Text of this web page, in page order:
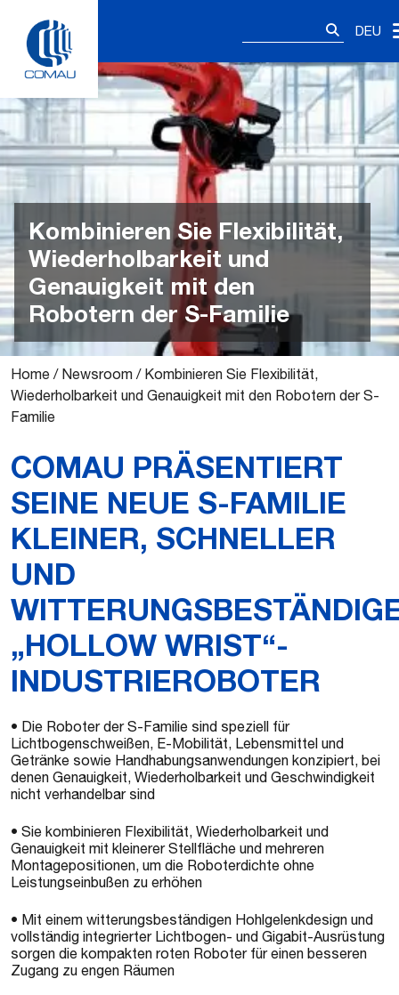
content
DEU
Kombinieren Sie Flexibilität,
Wiederholbarkeit und
Genauigkeit mit den
Robotern der S-Familie
Home / Newsroom / Kombinieren Sie Flexibilität,
Wiederholbarkeit und Genauigkeit mit den Robotern der S-
Familie
COMAU PRÄSENTIERT
SEINE NEUE S-FAMILIE
KLEINER, SCHNELLER
UND
„HOLLOW WRIST“-
INDUSTRIEROBOTER
• Die Roboter der S-Familie sind speziell für
Lichtbogenschweißen, E-Mobilität, Lebensmittel und
Getränke sowie Handhabungsanwendungen konzipiert, bei
denen Genauigkeit, Wiederholbarkeit und Geschwindigkeit
nicht verhandelbar sind
• Sie kombinieren Flexibilität, Wiederholbarkeit und
Genauigkeit mit kleinerer Stellfläche und mehreren
Montagepositionen, um die Roboterdichte ohne
Leistungseinbußen zu erhöhen
• Mit einem witterungsbeständigen Hohlgelenkdesign und
vollständig integrierter Lichtbogen- und Gigabit-Ausrüstung
sorgen die kompakten roten Roboter für einen besseren
Zugang zu engen Räumen